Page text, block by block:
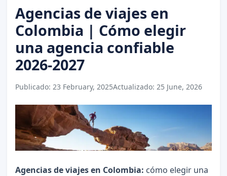
Agencias de viajes en
Colombia | Cómo elegir
una agencia confiable
2026-2027
Publicado: 23 February, 2025Actualizado: 25 June, 2026
Agencias de viajes en Colombia: cómo elegir una